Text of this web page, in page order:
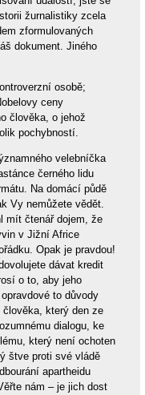
žurnalistiky zcela
zformulovaných
dokument. Jiného
osobě;
ceny
člověka, o jehož
pochybností.
velebníčka
černého lidu
Na domácí půdě
Vy nemůžete vědět.
mít čtenář dojem, že
v Jižní Africe
Opak je pravdou!
dávat kredit
o to, aby jeho
to důvody
který den ze
dialogu, ke
který není ochoten
štve proti své vládě
apartheidu
nám – je jich dost